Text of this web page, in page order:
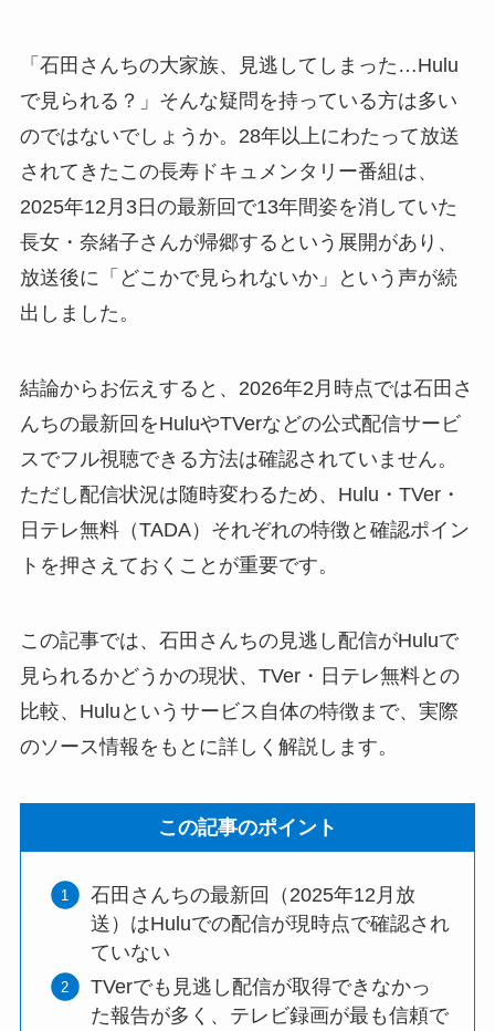
「石田さんちの大家族、見逃してしまった…Hulu
で見られる？」そんな疑問を持っている方は多い
のではないでしょうか。28年以上にわたって放送
されてきたこの長寿ドキュメンタリー番組は、
2025年12月3日の最新回で13年間姿を消していた
長女・奈緒子さんが帰郷するという展開があり、
放送後に「どこかで見られないか」という声が続
出しました。
結論からお伝えすると、2026年2月時点では石田さ
んちの最新回をHuluやTVerなどの公式配信サービ
スでフル視聴できる方法は確認されていません。
ただし配信状況は随時変わるため、Hulu・TVer・
日テレ無料（TADA）それぞれの特徴と確認ポイン
トを押さえておくことが重要です。
この記事では、石田さんちの見逃し配信がHuluで
見られるかどうかの現状、TVer・日テレ無料との
比較、Huluというサービス自体の特徴まで、実際
のソース情報をもとに詳しく解説します。
この記事のポイント
石田さんちの最新回（2025年12月放
送）はHuluでの配信が現時点で確認され
ていない
TVerでも見逃し配信が取得できなかっ
た報告が多く、テレビ録画が最も信頼で